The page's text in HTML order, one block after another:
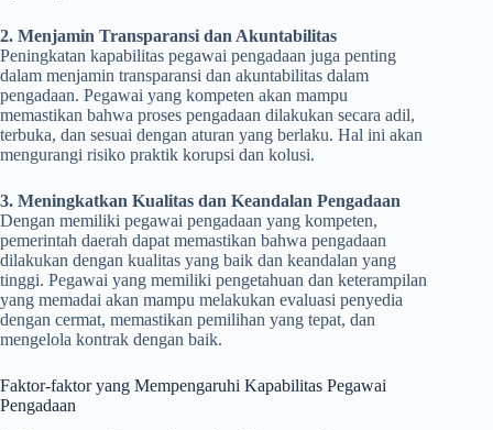
2. Menjamin Transparansi dan Akuntabilitas
Peningkatan kapabilitas pegawai pengadaan juga penting
dalam menjamin transparansi dan akuntabilitas dalam
pengadaan. Pegawai yang kompeten akan mampu
memastikan bahwa proses pengadaan dilakukan secara adil,
terbuka, dan sesuai dengan aturan yang berlaku. Hal ini akan
mengurangi risiko praktik korupsi dan kolusi.
3. Meningkatkan Kualitas dan Keandalan Pengadaan
Dengan memiliki pegawai pengadaan yang kompeten,
pemerintah daerah dapat memastikan bahwa pengadaan
dilakukan dengan kualitas yang baik dan keandalan yang
tinggi. Pegawai yang memiliki pengetahuan dan keterampilan
yang memadai akan mampu melakukan evaluasi penyedia
dengan cermat, memastikan pemilihan yang tepat, dan
mengelola kontrak dengan baik.
Faktor-faktor yang Mempengaruhi Kapabilitas Pegawai
Pengadaan